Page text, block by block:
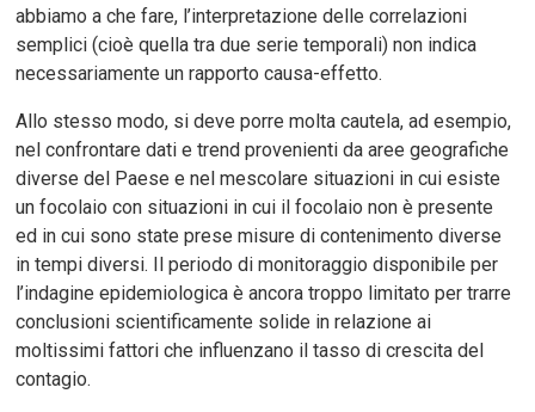
abbiamo a che fare, l’interpretazione delle correlazioni
semplici (cioè quella tra due serie temporali) non indica
necessariamente un rapporto causa-effetto.
Allo stesso modo, si deve porre molta cautela, ad esempio,
nel confrontare dati e trend provenienti da aree geografiche
diverse del Paese e nel mescolare situazioni in cui esiste
un focolaio con situazioni in cui il focolaio non è presente
ed in cui sono state prese misure di contenimento diverse
in tempi diversi. Il periodo di monitoraggio disponibile per
l’indagine epidemiologica è ancora troppo limitato per trarre
conclusioni scientificamente solide in relazione ai
moltissimi fattori che influenzano il tasso di crescita del
contagio.